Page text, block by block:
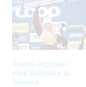
Jessie Diggins –
eine Karriere in
Bildern